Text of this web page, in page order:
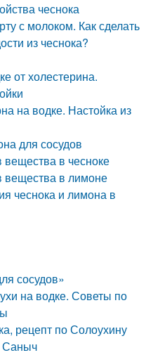
чеснока
с молоком. Как сделать
из чеснока?
от холестерина.
на водке. Настойка из
для сосудов
в чесноке
вещества в лимоне
чеснока и лимона в
сосудов»
на водке. Советы по
рецепт по Солоухину
Саныч